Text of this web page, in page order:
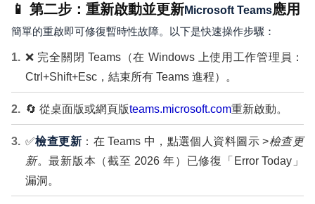
📱 第二步：重新啟動並更新Microsoft Teams應用
簡單的重啟即可修復暫時性故障。以下是快速操作步驟：
❌ 完全關閉 Teams（在 Windows 上使用工作管理員：
Ctrl+Shift+Esc，結束所有 Teams 進程）。
🔄 從桌面版或網頁版teams.microsoft.com重新啟動。
✅檢查更新 ：在 Teams 中，點選個人資料圖示 >檢查更
新。最新版本（截至 2026 年）已修復「Error Today」
漏洞。